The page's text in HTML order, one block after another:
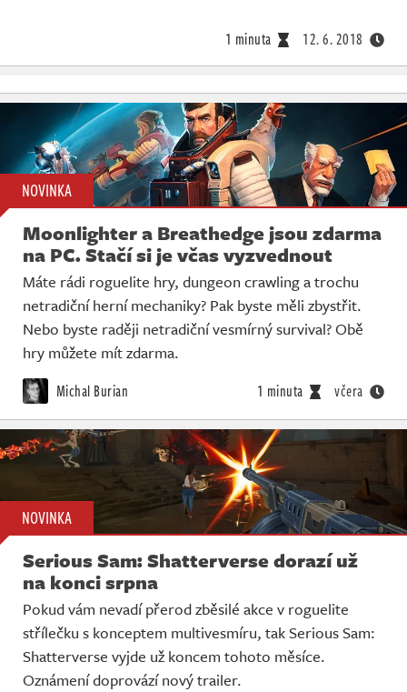
1 minuta 12. 6. 2018
NOVINKA
Moonlighter a Breathedge jsou zdarma
na PC. Stačí si je včas vyzvednout
Máte rádi roguelite hry, dungeon crawling a trochu
netradiční herní mechaniky? Pak byste měli zbystřit.
Nebo byste raději netradiční vesmírný survival? Obě
hry můžete mít zdarma.
Michal Burian 1 minuta včera
NOVINKA
Serious Sam: Shatterverse dorazí už
na konci srpna
Pokud vám nevadí přerod zběsilé akce v roguelite
střílečku s konceptem multivesmíru, tak Serious Sam:
Shatterverse vyjde už koncem tohoto měsíce.
Oznámení doprovází nový trailer.